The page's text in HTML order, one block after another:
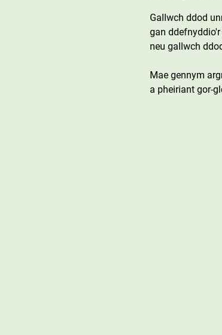
Gallwch ddod
gan
neu gallwch
Mae gennym
a pheiriant gor-